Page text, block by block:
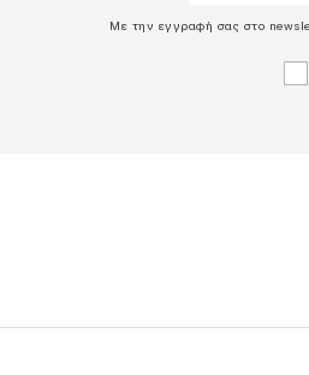
Με την εγγραφή σας στο